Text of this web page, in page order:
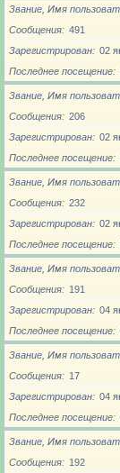
Звание, Имя
Сообщения
491
Зарегистрирован
02
Последнее посещение
Звание, Имя
Сообщения
206
Зарегистрирован
02
Последнее посещение
Звание, Имя
Сообщения
232
Зарегистрирован
02
Последнее посещение
Звание, Имя
Сообщения
191
Зарегистрирован
04
Последнее посещение
Звание, Имя
Сообщения
17
Зарегистрирован
04
Последнее посещение
Звание, Имя
Сообщения
192